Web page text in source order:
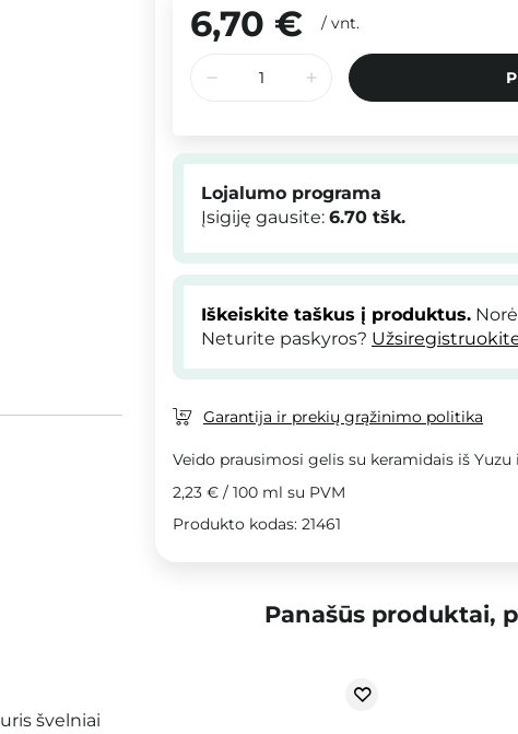
švelniai
6,70 € / vnt.
Lojalumo programa
Įsigiję gausite: 6.70 tšk.
Iškeiskite taškus į produktus.
Neturite paskyros?
Garantija ir prekių grąžinimo politika
Veido prausimosi gelis su keramidais iš
2,23 € / 100 ml su PVM
Produkto kodas: 21461
Panašūs produktai,